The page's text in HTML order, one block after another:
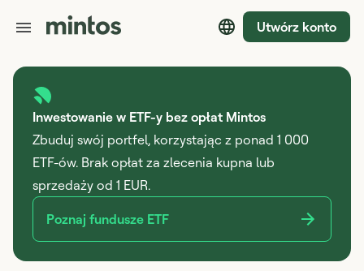
Utwórz konto
Inwestowanie w ETF-y bez opłat Mintos
Zbuduj swój portfel, korzystając z ponad 1 000
ETF-ów. Brak opłat za zlecenia kupna lub
sprzedaży od 1 EUR.
Poznaj fundusze ETF